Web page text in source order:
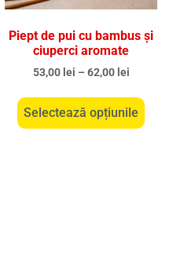
Piept de pui cu bambus și
ciuperci aromate
53,00 lei – 62,00 lei
Selectează opțiunile